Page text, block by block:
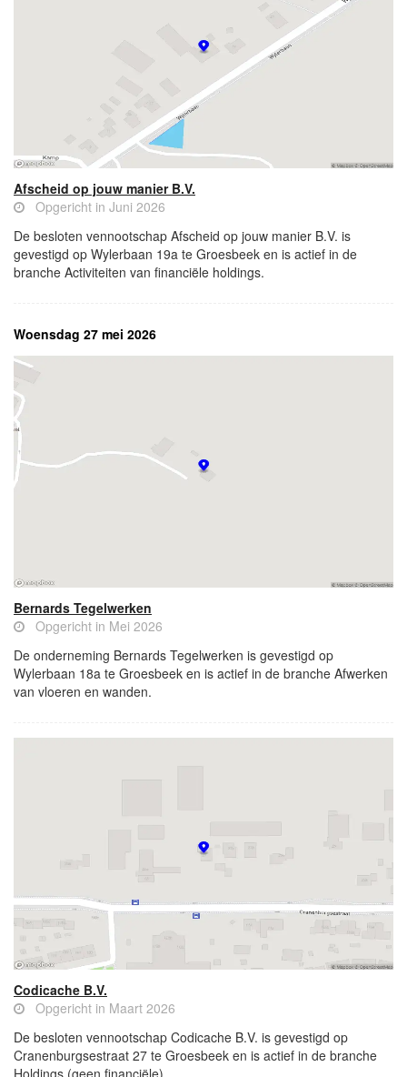
Afscheid op jouw manier B.V.
Opgericht in Juni 2026
De besloten vennootschap Afscheid op jouw manier B.V. is
gevestigd op Wylerbaan 19a te Groesbeek en is actief in de
branche Activiteiten van financiële holdings.
Woensdag 27 mei 2026
Bernards Tegelwerken
Opgericht in Mei 2026
De onderneming Bernards Tegelwerken is gevestigd op
Wylerbaan 18a te Groesbeek en is actief in de branche Afwerken
van vloeren en wanden.
Codicache B.V.
Opgericht in Maart 2026
De besloten vennootschap Codicache B.V. is gevestigd op
Cranenburgsestraat 27 te Groesbeek en is actief in de branche